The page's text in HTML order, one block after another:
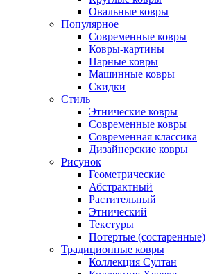
Овальные ковры
Популярное
Современные ковры
Ковры-картины
Парные ковры
Машинные ковры
Скидки
Стиль
Этнические ковры
Современные ковры
Современная классика
Дизайнерские ковры
Рисунок
Геометрические
Абстрактный
Растительный
Этнический
Текстуры
Потертые (состаренные)
Традиционные ковры
Коллекция Султан